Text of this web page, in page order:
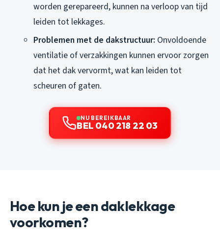
worden gerepareerd, kunnen na verloop van tijd
leiden tot lekkages.
Problemen met de dakstructuur: Onvoldoende
ventilatie of verzakkingen kunnen ervoor zorgen
dat het dak vervormt, wat kan leiden tot
scheuren of gaten.
NU BEREIKBAAR
BEL 040 218 22 03
Hoe kun je een daklekkage
voorkomen?